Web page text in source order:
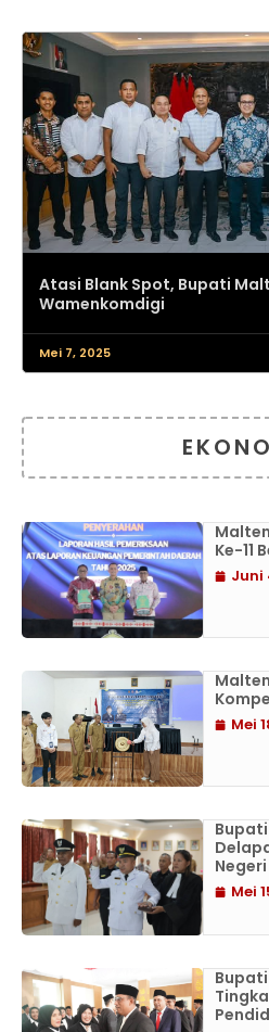
Atasi Blank Spot, Bupati
Wamenkomdigi
Mei 7, 2025
Ke-11
Juni
Mei
Mei